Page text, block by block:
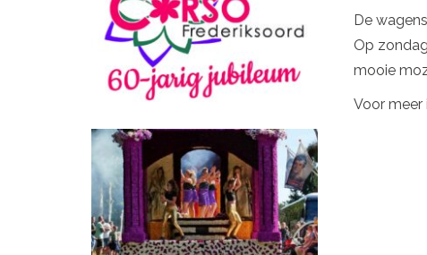
De
Op
mooie
Voor meer